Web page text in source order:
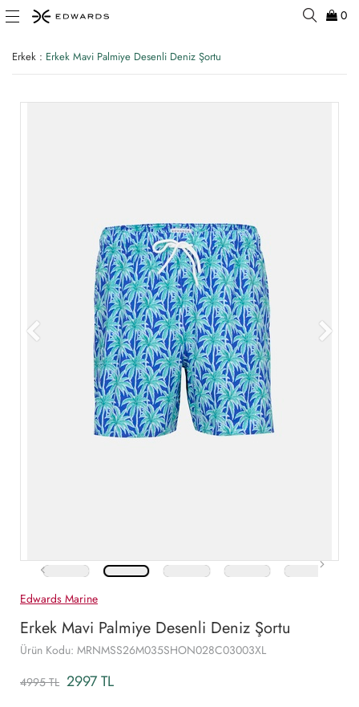
0
Erkek : Erkek Mavi Palmiye Desenli Deniz Şortu
Edwards Marine
Erkek Mavi Palmiye Desenli Deniz Şortu
Ürün Kodu: MRNMSS26M035SHON028C03003XL
4995 TL 2997 TL